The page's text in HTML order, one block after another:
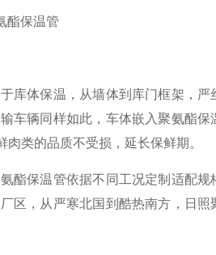
体保温，从墙体到库门框架，严
辆同样如此，车体嵌入聚氨酯保
类的品质不受损，延长保鲜期。
保温管依据不同工况定制适配规
区，从严寒北国到酷热南方，日